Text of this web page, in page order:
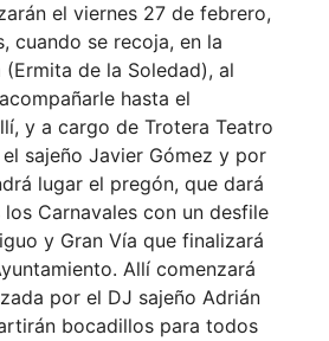
el viernes 27 de febrero,
cuando se recoja, en la
(Ermita de la Soledad), al
hasta el
y a cargo de Trotera Teatro
sajeño Javier Gómez y por
lugar el pregón, que dará
Carnavales con un desfile
y Gran Vía que finalizará
Allí comenzará
por el DJ sajeño Adrián
bocadillos para todos